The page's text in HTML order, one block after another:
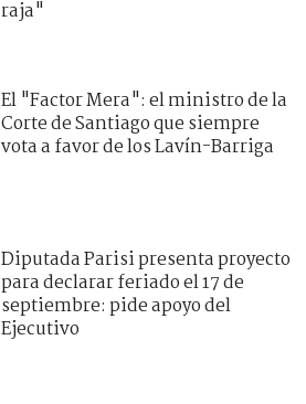
raja"
El "Factor Mera": el ministro de la
Corte de Santiago que siempre
vota a favor de los Lavín-Barriga
Diputada Parisi presenta proyecto
para declarar feriado el 17 de
septiembre: pide apoyo del
Ejecutivo